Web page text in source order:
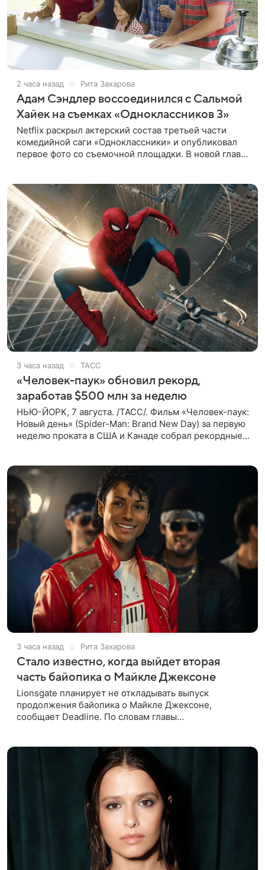
2 часа назад Рита Захарова
Адам Сэндлер воссоединился с Сальмой
Хайек на съемках «Одноклассников 3»
Netflix раскрыл актерский состав третьей части
комедийной саги «Одноклассники» и опубликовал
первое фото со съемочной площадки. В новой главе
3 часа назад ТАСС
«Человек-паук» обновил рекорд,
заработав $500 млн за неделю
НЬЮ-ЙОРК, 7 августа. /ТАСС/. Фильм «Человек-паук:
Новый день» (Spider-Man: Brand New Day) за первую
неделю проката в США и Канаде собрал рекордные
3 часа назад Рита Захарова
Стало известно, когда выйдет вторая
часть байопика о Майкле Джексоне
Lionsgate планирует не откладывать выпуск
продолжения байопика о Майкле Джексоне,
сообщает Deadline. По словам главы